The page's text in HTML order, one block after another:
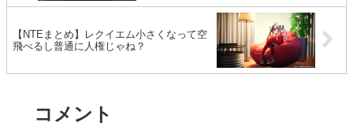
【NTEまとめ】レクイエム小さくなって空
飛べるし普通に人権じゃね？
コメント